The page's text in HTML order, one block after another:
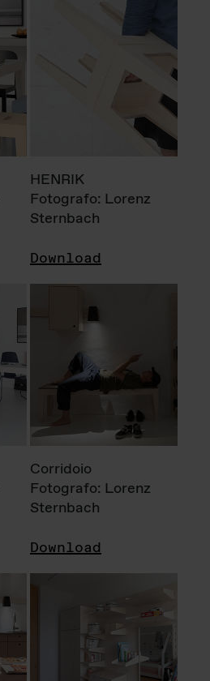
HENRIK
Fotografo: Lorenz
Sternbach
Download
Corridoio
Fotografo: Lorenz
Sternbach
Download